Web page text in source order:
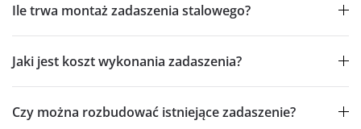
Ile trwa montaż zadaszenia stalowego?
Jaki jest koszt wykonania zadaszenia?
Czy można rozbudować istniejące zadaszenie?